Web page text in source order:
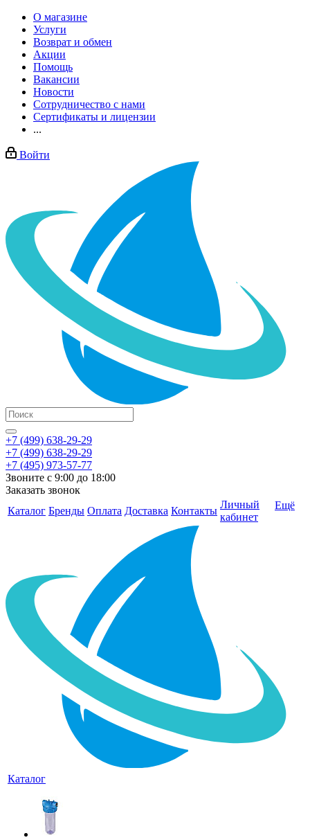
О магазине
Услуги
Возврат и обмен
Акции
Помощь
Вакансии
Новости
Сотрудничество с нами
Сертификаты и лицензии
...
Войти
+7 (499) 638-29-29
+7 (499) 638-29-29
+7 (495) 973-57-77
Звоните с 9:00 до 18:00
Заказать звонок
Каталог Бренды Оплата Доставка Контакты
Личный
кабинет
Ещё
Каталог